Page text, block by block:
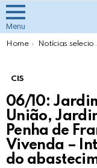
Menu
You are here:
Home Notícias selecionadas pela Agenda Itu
CIS
06/10:
União,
Penha de
Vivenda –
do